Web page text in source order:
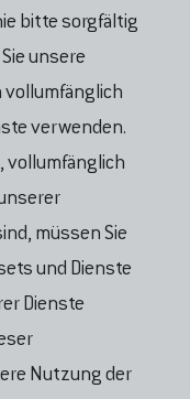
bitte sorgfältig
unsere
vollumfänglich
verwenden.
vollumfänglich
müssen Sie
und Dienste
Dienste
Nutzung der